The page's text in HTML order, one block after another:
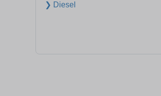
❯ Diesel